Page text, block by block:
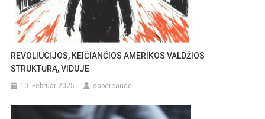
REVOLIUCIJOS, KEIČIANČIOS AMERIKOS VALDŽIOS
STRUKTŪRĄ, VIDUJE
10. Februar 2025 sapereaude